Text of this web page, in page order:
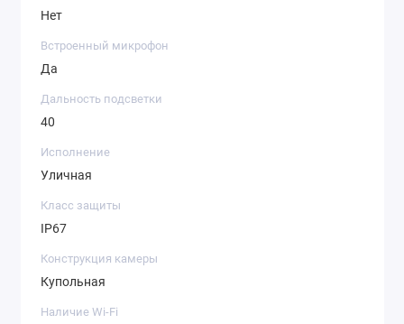
Нет
Встроенный микрофон
Да
Дальность подсветки
40
Исполнение
Уличная
Класс защиты
IP67
Конструкция камеры
Купольная
Наличие Wi-Fi